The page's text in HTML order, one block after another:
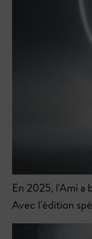
En 2025, l'Ami a
Avec l'édition